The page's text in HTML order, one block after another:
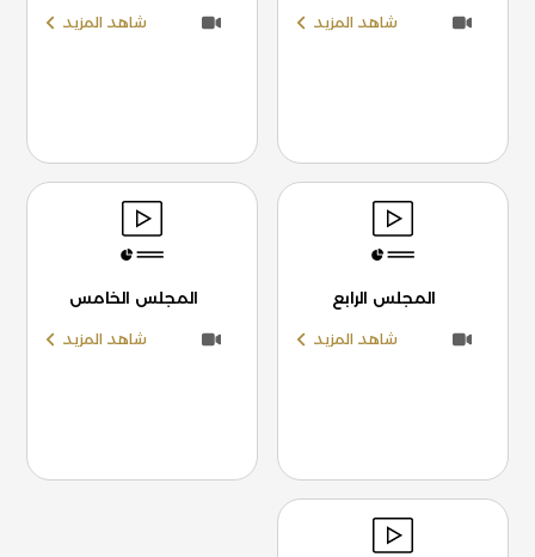
شاهد المزيد شاهد المزيد
المجلس الرابع
شاهد المزيد
المجلس الخامس
شاهد المزيد